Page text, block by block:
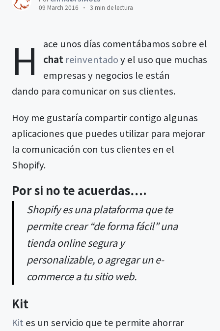
09 March 2016
3 min de lectura
H
ace unos días comentábamos sobre el
chat reinventadoy el uso que muchas
empresas y negocios le están
dando para comunicar on sus clientes.
Hoy me gustaría compartir contigo algunas
aplicaciones que puedes utilizar para mejorar
la comunicación con tus clientes en el
Shopify.
Por si no te acuerdas….
Shopify es una plataforma que te
permite crear “de forma fácil” una
tienda online segura y
personalizable, o agregar un e-
commerce a tu sitio web.
Kit
Kit es un servicio que te permite ahorrar